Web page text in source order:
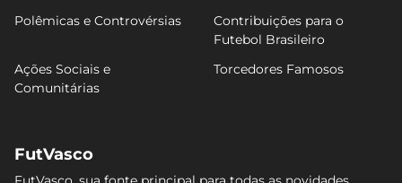
Polêmicas e Controvérsias
Contribuições para o
Futebol Brasileiro
Ações Sociais e
Comunitárias
Torcedores Famosos
FutVasco